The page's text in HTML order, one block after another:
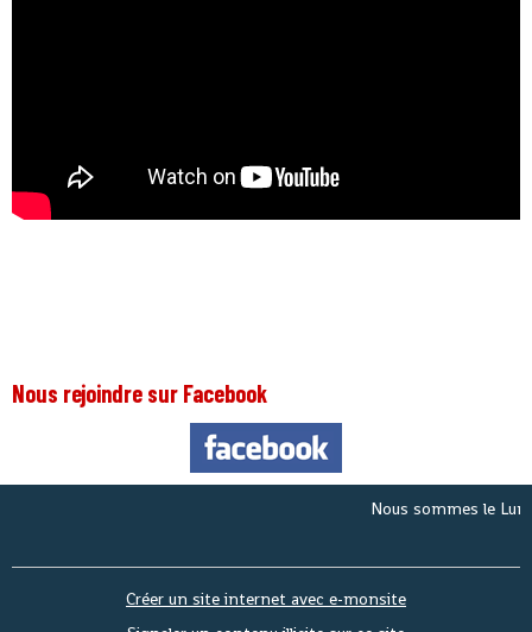
Nous rejoindre sur Facebook
Nous sommes leLundi 10
Créer un site internet avec e-monsite